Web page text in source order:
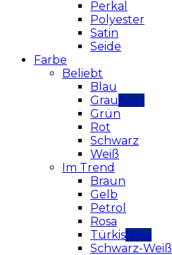
Perkal
Polyester
Satin
Seide
Farbe
Beliebt
Blau
Grau
Grün
Rot
Schwarz
Weiß
Im Trend
Braun
Gelb
Petrol
Rosa
Türkis
Schwarz-Weiß